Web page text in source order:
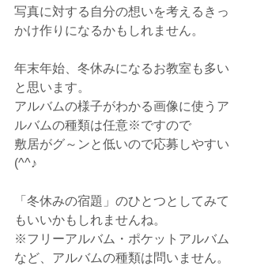
写真に対する自分の想いを考えるきっ
かけ作りになるかもしれません。
年末年始、冬休みになるお教室も多い
と思います。
アルバムの様子がわかる画像に使うア
ルバムの種類は任意※ですので
敷居がグ～ンと低いので応募しやすい
(^^♪
「冬休みの宿題」のひとつとしてみて
もいいかもしれませんね。
※フリーアルバム・ポケットアルバム
など、アルバムの種類は問いません。